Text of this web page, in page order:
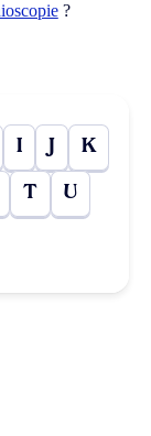
?
I J K
T U